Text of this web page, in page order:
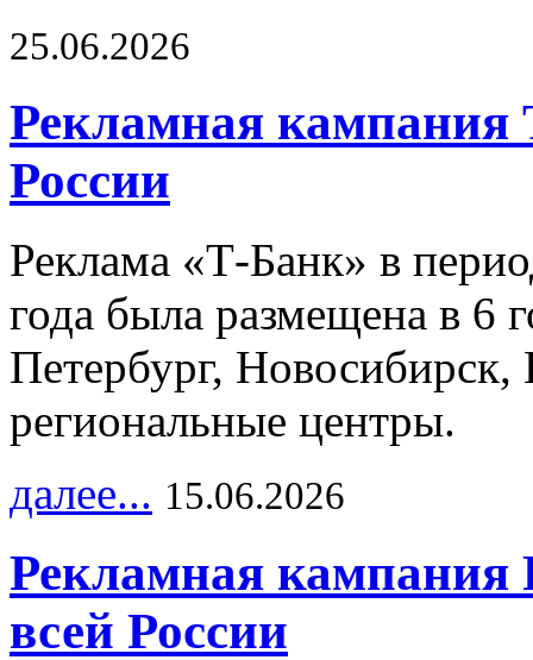
25.06.2026
Рекламная кампания
России
Реклама «Т-Банк» в
года была размещена в 6
Петербург,
региональные центры.
далее... 15.06.2026
Рекламная
всей России